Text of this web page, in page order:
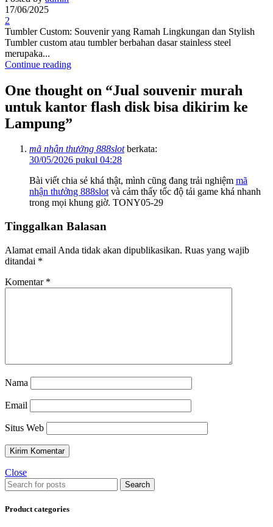
17/06/2025
2
Tumbler Custom: Souvenir yang Ramah Lingkungan dan Stylish
Tumbler custom atau tumbler berbahan dasar stainless steel
merupaka...
Continue reading
One thought on “Jual souvenir murah
untuk kantor flash disk bisa dikirim ke
Lampung”
mã nhận thưởng 888slot berkata:
30/05/2026 pukul 04:28
Bài viết chia sẻ khá thật, mình cũng đang trải nghiệm mã
nhận thưởng 888slotvà cảm thấy tốc độ tải game khá nhanh
trong mọi khung giờ. TONY05-29
Tinggalkan Balasan
Alamat email Anda tidak akan dipublikasikan. Ruas yang wajib
ditandai *
Komentar *
Nama
Email
Situs Web
Close
Search
Product categories